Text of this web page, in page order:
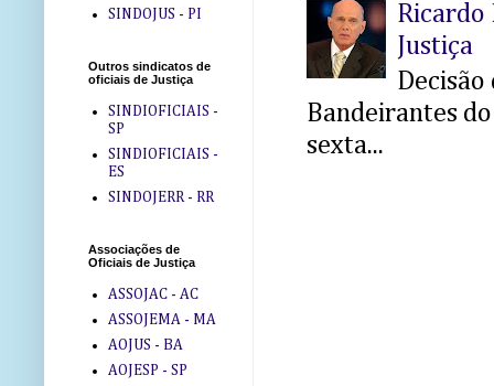
Ricardo
Justiça
Decisão
Bandeirantes
sexta...
SINDOJUS - PI
Outros sindicatos de
oficiais de Justiça
SINDIOFICIAIS -
SP
SINDIOFICIAIS -
ES
SINDOJERR - RR
Associações de
Oficiais de Justiça
ASSOJAC - AC
ASSOJEMA - MA
AOJUS - BA
AOJESP - SP